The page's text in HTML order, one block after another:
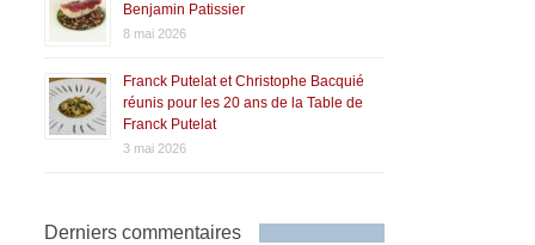
Benjamin Patissier
8 mai 2026
Franck Putelat et Christophe Bacquié
réunis pour les 20 ans de la Table de
Franck Putelat
3 mai 2026
Derniers commentaires